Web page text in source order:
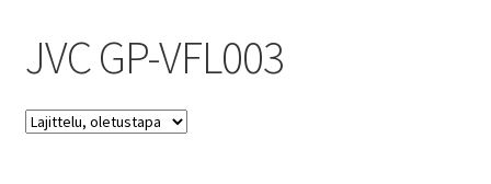
Yrityksille
JVC GP-VFL003